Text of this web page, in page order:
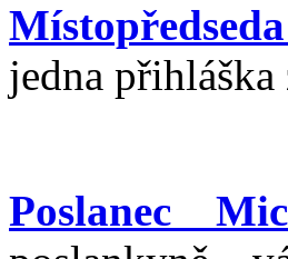
jedna
Poslanec